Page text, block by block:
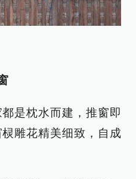
是枕水而建，推窗即
雕花精美细致，自成